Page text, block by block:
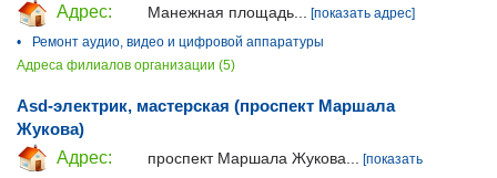
Адрес:
Манежная площадь...
[показать адрес]
•
Ремонт аудио, видео и цифровой аппаратуры
Адреса филиалов организации (5)
Asd-электрик, мастерская (проспект Маршала
Жукова)
Адрес:
проспект Маршала Жукова...
[показать